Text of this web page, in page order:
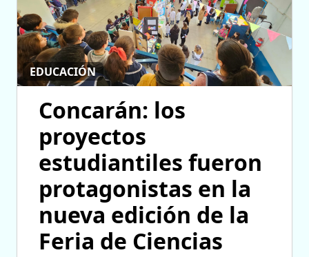
EDUCACIÓN
Concarán: los
proyectos
estudiantiles fueron
protagonistas en la
nueva edición de la
Feria de Ciencias